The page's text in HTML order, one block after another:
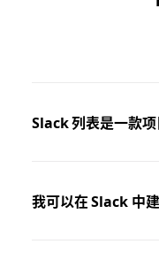
Slack 列表是一款项
我可以在 Slack 中